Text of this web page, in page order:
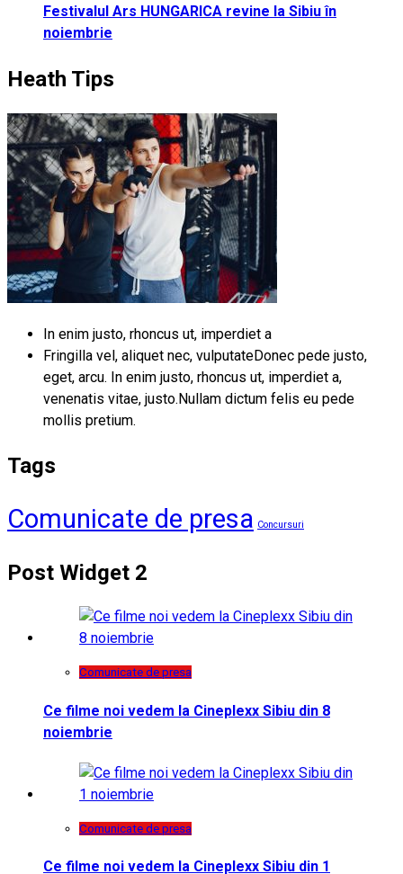
Festivalul Ars HUNGARICA revine la Sibiu în
noiembrie
Heath Tips
In enim justo, rhoncus ut, imperdiet a
Fringilla vel, aliquet nec, vulputateDonec pede justo,
eget, arcu. In enim justo, rhoncus ut, imperdiet a,
venenatis vitae, justo.Nullam dictum felis eu pede
mollis pretium.
Tags
Comunicate de presa Concursuri
Post Widget 2
Comunicate de presa
Ce filme noi vedem la Cineplexx Sibiu din 8
noiembrie
Comunicate de presa
Ce filme noi vedem la Cineplexx Sibiu din 1